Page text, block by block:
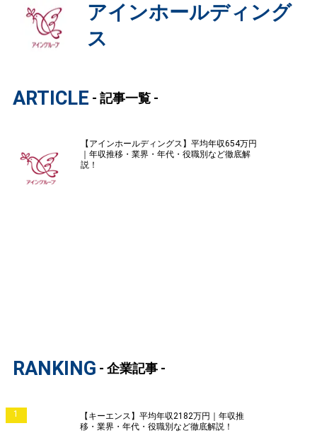
アインホールディング
ス
ARTICLE - 記事一覧 -
【アインホールディングス】平均年収654万円
｜年収推移・業界・年代・役職別など徹底解
説！
RANKING - 企業記事 -
1
【キーエンス】平均年収2182万円｜年収推
移・業界・年代・役職別など徹底解説！